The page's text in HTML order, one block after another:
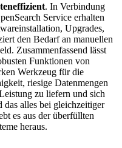
. In Verbindung
Service erhalten
Upgrades,
den Bedarf an manuellen
Zusammenfassend lässt
Funktionen von
Werkzeug für die
riesige Datenmengen
zu liefern und sich
das alles bei gleichzeitiger
es aus der überfüllten
heraus.